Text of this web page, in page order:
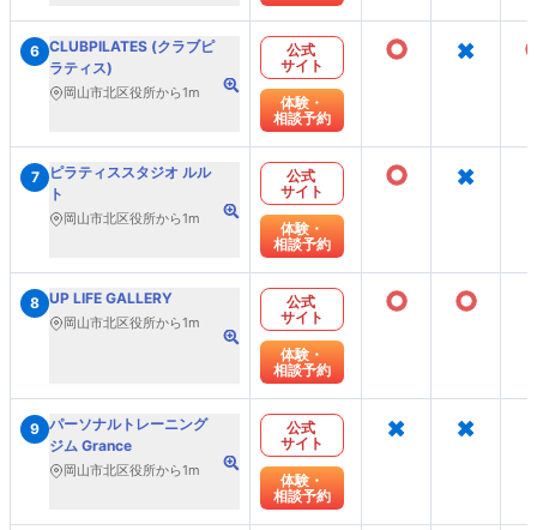
6 CLUBPILATES (クラブピ
ラティス)
岡山市北区役所から1m
公式
サイト
体験・
相談予約
○ ×
7
ピラティススタジオ ルル
ト
岡山市北区役所から1m
公式
サイト
体験・
相談予約
○ ×
8 UP LIFE GALLERY
岡山市北区役所から1m
公式
サイト
体験・
相談予約
○ ○
9 パーソナルトレーニング
ジム Grance
岡山市北区役所から1m
公式
サイト
体験・
相談予約
× ×